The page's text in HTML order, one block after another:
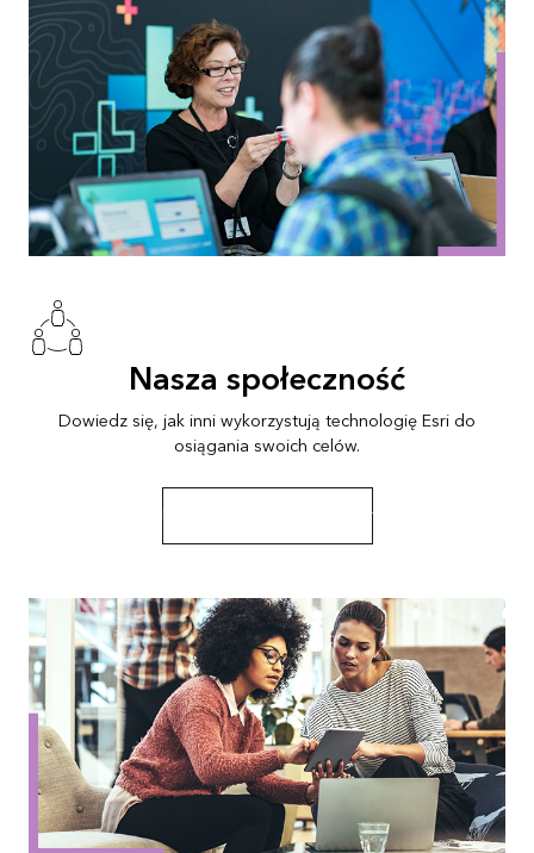
Nasza społeczność
Dowiedz się, jak inni wykorzystują technologię Esri do
osiągania swoich celów.
Przeglądaj historie i zasoby